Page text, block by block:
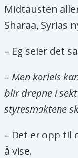
Midtausten
Sharaa, Syrias
– Eg seier det
– Men korleis
blir drepne i
styresmaktene
– Det er opp til
å vise.